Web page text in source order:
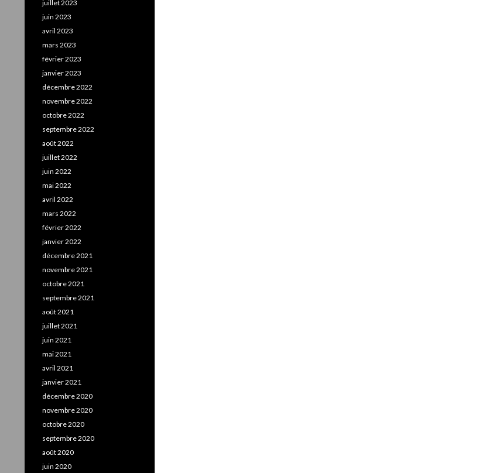
juillet 2023
juin 2023
avril 2023
mars 2023
février 2023
janvier 2023
décembre 2022
novembre 2022
octobre 2022
septembre 2022
août 2022
juillet 2022
juin 2022
mai 2022
avril 2022
mars 2022
février 2022
janvier 2022
décembre 2021
novembre 2021
octobre 2021
septembre 2021
août 2021
juillet 2021
juin 2021
mai 2021
avril 2021
janvier 2021
décembre 2020
novembre 2020
octobre 2020
septembre 2020
août 2020
juin 2020